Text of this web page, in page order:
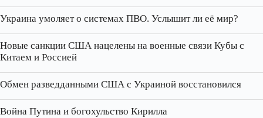
Украина умоляет о системах ПВО. Услышит ли её мир?
Новые санкции США нацелены на военные связи Кубы с
Китаем и Россией
Обмен разведданными США с Украиной восстановился
Война Путина и богохульство Кирилла